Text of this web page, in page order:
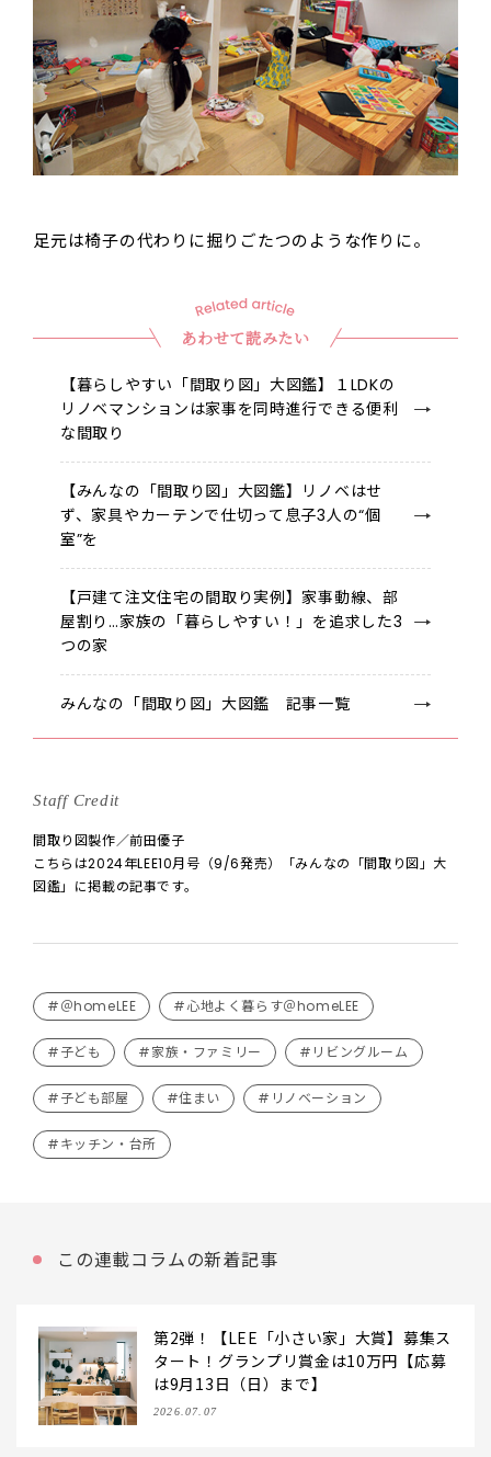
足元は椅子の代わりに掘りごたつのような作りに。
あわせて読みたい
【暮らしやすい「間取り図」大図鑑】１LDKの
リノベマンションは家事を同時進行できる便利
な間取り
【みんなの「間取り図」大図鑑】リノベはせ
ず、家具やカーテンで仕切って息子3人の“個
室”を
【戸建て注文住宅の間取り実例】家事動線、部
屋割り…家族の「暮らしやすい！」を追求した3
つの家
みんなの「間取り図」大図鑑 記事一覧
Staff Credit
間取り図製作／前田優子
こちらは2024年LEE10月号（9/6発売）「みんなの「間取り図」大
図鑑」に掲載の記事です。
#＠homeLEE #心地よく暮らす＠homeLEE
#子ども #家族・ファミリー #リビングルーム
#子ども部屋 #住まい #リノベーション
#キッチン・台所
この連載コラムの新着記事
第2弾！【LEE「小さい家」大賞】募集ス
タート！グランプリ賞金は10万円【応募
は9月13日（日）まで】
2026.07.07